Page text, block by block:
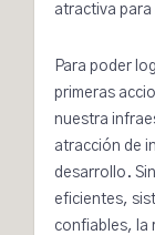
atractiva
Para poder
primeras
nuestra
atracción de
desarrollo.
eficientes,
confiables, la